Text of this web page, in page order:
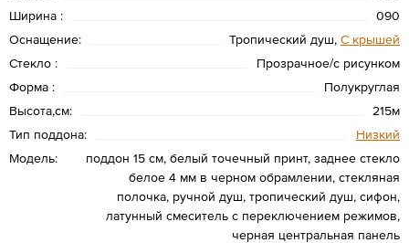
Ширина :
090
Оснащение:
Тропический душ, С крышей
Стекло :
Прозрачное/с рисунком
Форма :
Полукруглая
Высота,см:
215м
Тип поддона:
Низкий
Модель:
поддон 15 см, белый точечный принт, заднее стекло
белое 4 мм в черном обрамлении, стекляная
полочка, ручной душ, тропический душ, сифон,
латунный смеситель с переключением режимов,
черная центральная панель